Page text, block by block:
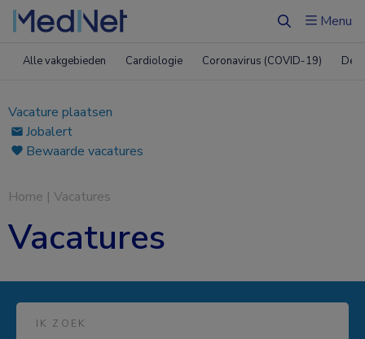
ZoekenMenu
Alle vakgebieden Cardiologie Coronavirus (COVID-19)
Vacature plaatsen
Jobalert
Bewaarde vacatures
Home | Vacatures
Vacatures
IK ZOEK